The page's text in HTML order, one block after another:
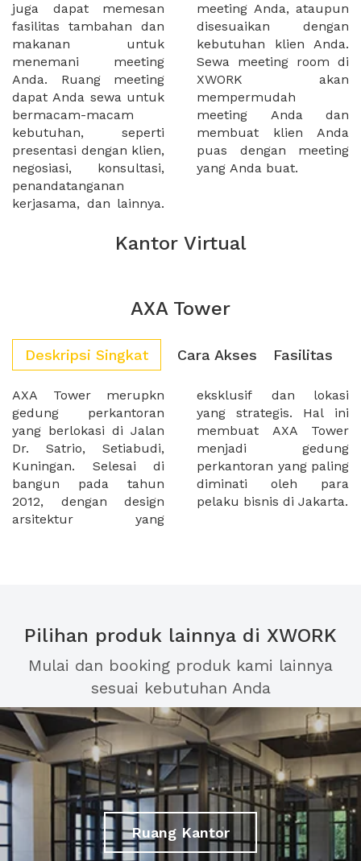
juga dapat memesan
fasilitas tambahan dan
makanan untuk
menemani meeting
Anda. Ruang meeting
dapat Anda sewa untuk
bermacam-macam
kebutuhan, seperti
presentasi dengan klien,
negosiasi, konsultasi,
penandatanganan
kerjasama, dan lainnya.
meeting Anda, ataupun
disesuaikan dengan
kebutuhan klien Anda.
Sewa meeting room di
XWORK akan
mempermudah
meeting Anda dan
membuat klien Anda
puas dengan meeting
yang Anda buat.
Kantor Virtual
AXA Tower
Deskripsi Singkat Cara Akses Fasilitas
AXA Tower merupkn
gedung perkantoran
yang berlokasi di Jalan
Dr. Satrio, Setiabudi,
Kuningan. Selesai di
bangun pada tahun
2012, dengan design
arsitektur yang
eksklusif dan lokasi
yang strategis. Hal ini
membuat AXA Tower
menjadi gedung
perkantoran yang paling
diminati oleh para
pelaku bisnis di Jakarta.
Pilihan produk lainnya di XWORK
Mulai dan booking produk kami lainnya
sesuai kebutuhan Anda
Ruang Kantor